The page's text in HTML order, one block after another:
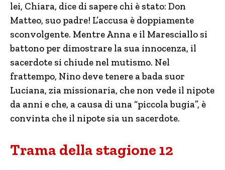
lei, Chiara, dice di sapere chi è stato: Don
Matteo, suo padre! L’accusa è doppiamente
sconvolgente. Mentre Anna e il Maresciallo si
battono per dimostrare la sua innocenza, il
sacerdote si chiude nel mutismo. Nel
frattempo, Nino deve tenere a bada suor
Luciana, zia missionaria, che non vede il nipote
da anni e che, a causa di una “piccola bugia”, è
convinta che il nipote sia un sacerdote.
Trama della stagione 12